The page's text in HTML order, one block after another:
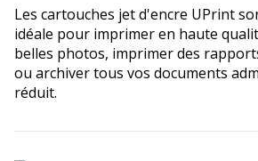
Les cartouches jet d'encre UPrint
idéale pour imprimer en haute
belles photos, imprimer des
ou archiver tous vos documents
réduit.